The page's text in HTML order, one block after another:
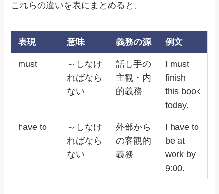
これらの違いを表にまとめると、
表現 意味 義務の源 例文
must
～しなけ
ればなら
ない
話し手の
主観・内
的義務
I must
finish
this book
today.
have to
～しなけ
ればなら
ない
外部から
の客観的
義務
I have to
be at
work by
9:00.